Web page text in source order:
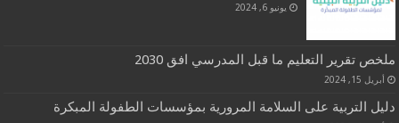
يونيو 6, 2024
ملخص تقرير التعليم ما قبل المدرسي افق 2030
أبريل 15, 2024
دليل التربية على السلامة المرورية بمؤسسات الطفولة المبكرة